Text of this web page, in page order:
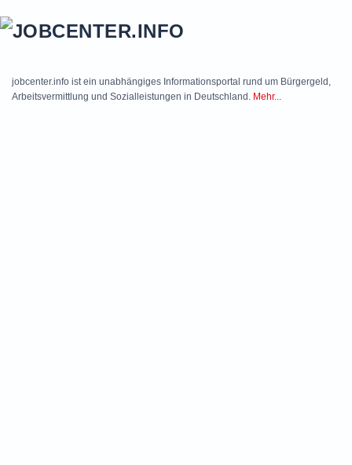
jobcenter.info ist ein unabhängiges Informationsportal rund um Bürgergeld,
Arbeitsvermittlung und Sozialleistungen in Deutschland. Mehr...